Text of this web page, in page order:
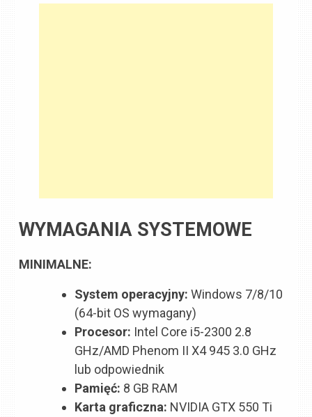
WYMAGANIA SYSTEMOWE
MINIMALNE:
System operacyjny: Windows 7/8/10
(64-bit OS wymagany)
Procesor: Intel Core i5-2300 2.8
GHz/AMD Phenom II X4 945 3.0 GHz
lub odpowiednik
Pamięć: 8 GB RAM
Karta graficzna: NVIDIA GTX 550 Ti